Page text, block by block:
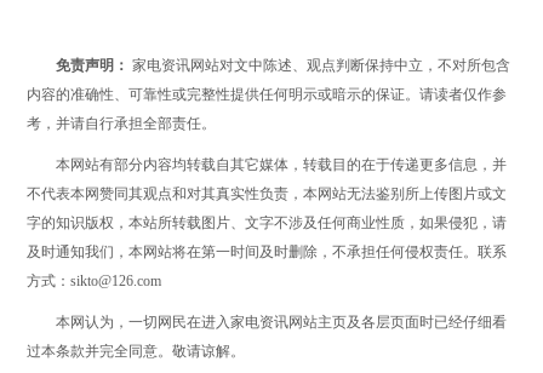
免责声明： 家电资讯网站对文中陈述、观点判断保持中立，不对所包含
内容的准确性、可靠性或完整性提供任何明示或暗示的保证。请读者仅作参
考，并请自行承担全部责任。
本网站有部分内容均转载自其它媒体，转载目的在于传递更多信息，并
不代表本网赞同其观点和对其真实性负责，本网站无法鉴别所上传图片或文
字的知识版权，本站所转载图片、文字不涉及任何商业性质，如果侵犯，请
及时通知我们，本网站将在第一时间及时删除，不承担任何侵权责任。联系
方式：sikto@126.com
本网认为，一切网民在进入家电资讯网站主页及各层页面时已经仔细看
过本条款并完全同意。敬请谅解。